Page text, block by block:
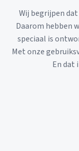
Wij begrijpen
Daarom hebben
speciaal is
Met onze
En dat